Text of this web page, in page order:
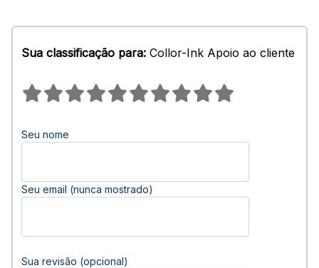
Sua classificação para: Collor-Ink Apoio ao cliente
Seu nome
Seu email (nunca mostrado)
Sua revisão (opcional)